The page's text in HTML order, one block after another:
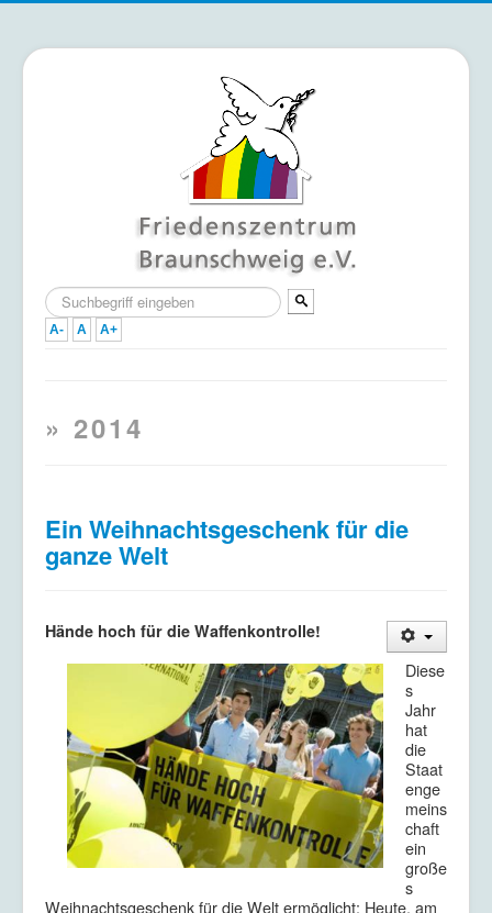
Suchen
...
A- A A+
Termine
Kontakt/Impressum
» 2014
Ein Weihnachtsgeschenk für die
ganze Welt
Hände hoch für die Waffenkontrolle!
Diese
s
Jahr
hat
die
Staat
enge
meins
chaft
ein
große
s
Weihnachtsgeschenk für die Welt ermöglicht: Heute, am